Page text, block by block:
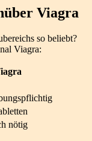
Viagra
so beliebt?
Viagra:
nötig